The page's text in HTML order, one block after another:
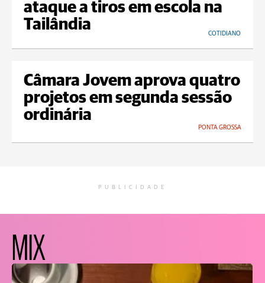
ataque a tiros em escola na
Tailândia
COTIDIANO
Câmara Jovem aprova quatro
projetos em segunda sessão
ordinária
PONTA GROSSA
PUBLICIDADE
MIX